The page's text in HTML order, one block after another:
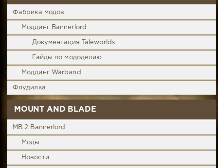
Фабрика модов
Моддинг Bannerlord
Документация Taleworlds
Гайды по мододелию
Моддинг Warband
Флудилка
MOUNT AND BLADE
MB 2 Bannerlord
Моды
Новости